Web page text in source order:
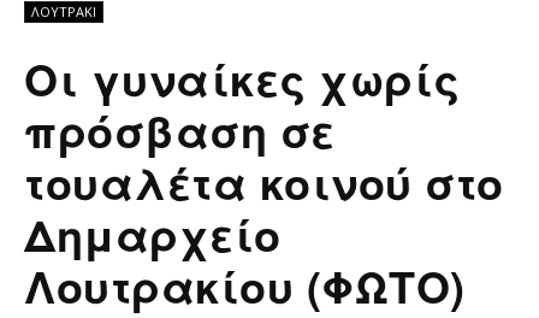
ΛΟΥΤΡΆΚΙ
Οι γυναίκες χωρίς
πρόσβαση σε
τουαλέτα κοινού στο
Δημαρχείο
Λουτρακίου (ΦΩΤΟ)